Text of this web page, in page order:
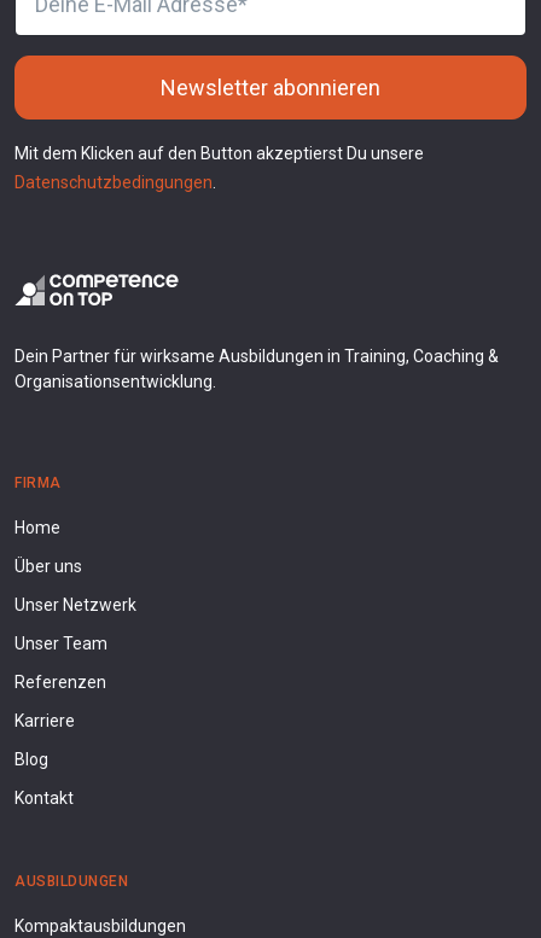
Newsletter abonnieren
Mit dem Klicken auf den Button akzeptierst Du unsere
Datenschutzbedingungen.
Dein Partner für wirksame Ausbildungen in Training, Coaching &
Organisationsentwicklung.
FIRMA
Home
Über uns
Unser Netzwerk
Unser Team
Referenzen
Karriere
Blog
Kontakt
AUSBILDUNGEN
Kompaktausbildungen